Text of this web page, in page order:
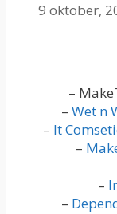
9 oktober,
–
– Wet n
– It
–
–
–